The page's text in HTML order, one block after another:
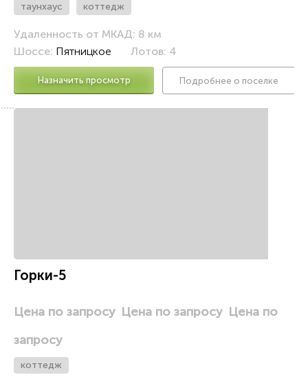
таунхаус коттедж
Удаленность от МКАД: 8 км
Шоссе: Пятницкое Лотов: 4
Назначить просмотр Подробнее о поселке
Горки-5
Цена по запросу Цена по запросу Цена по
запросу
коттедж